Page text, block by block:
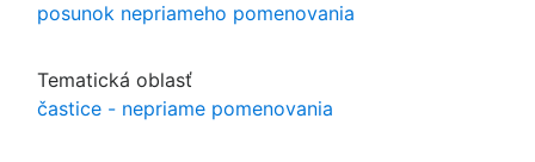
posunok nepriameho pomenovania
Tematická oblasť
častice - nepriame pomenovania